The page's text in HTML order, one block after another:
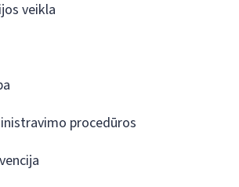
veikla
procedūros